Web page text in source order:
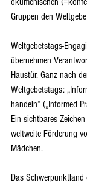
Gruppen den
Weltgebetstags-
übernehmen
Haustür. Ganz nach
Weltgebetstags:
handeln“ („Informed
Ein sichtbares
weltweite Förderung
Mädchen.
Das